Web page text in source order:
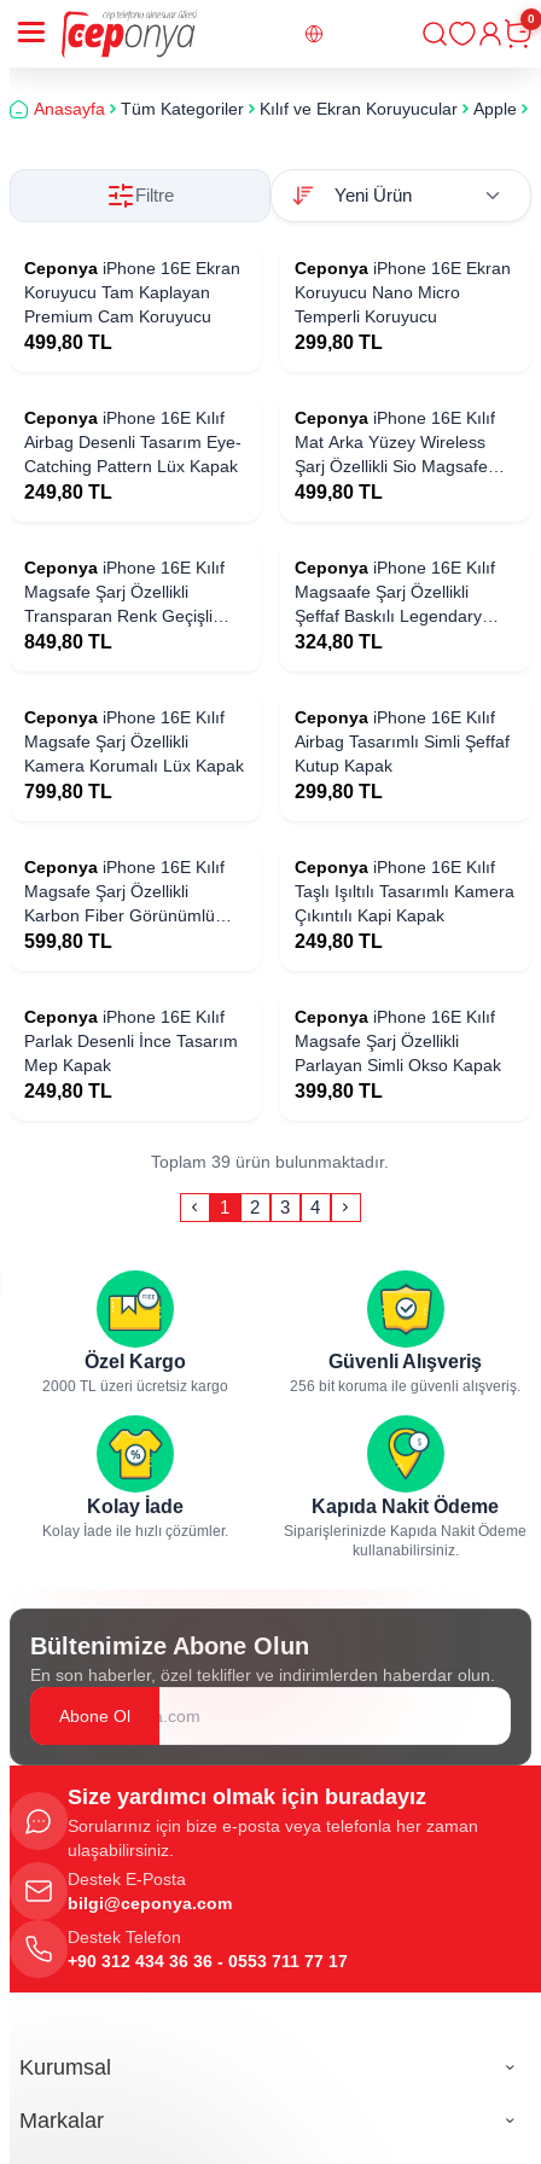
Giriş
0
Anasayfa Tüm Kategoriler Kılıf ve Ekran Koruyucular Apple
Filtre
Ceponya iPhone 16E Ekran
Koruyucu Tam Kaplayan
Premium Cam Koruyucu
499,80 TL
Ceponya iPhone 16E Ekran
Koruyucu Nano Micro
Temperli Koruyucu
299,80 TL
Ceponya iPhone 16E Kılıf
Airbag Desenli Tasarım Eye-
Catching Pattern Lüx Kapak
249,80 TL
Ceponya iPhone 16E Kılıf
Mat Arka Yüzey Wireless
Şarj Özellikli Sio Magsafe
Kapak
499,80 TL
Ceponya iPhone 16E Kılıf
Magsafe Şarj Özellikli
Transparan Renk Geçişli
Gradient Luxury Kapak
849,80 TL
Ceponya iPhone 16E Kılıf
Magsaafe Şarj Özellikli
Şeffaf Baskılı Legendary
Fun Sert Kapak
324,80 TL
Ceponya iPhone 16E Kılıf
Magsafe Şarj Özellikli
Kamera Korumalı Lüx Kapak
799,80 TL
Ceponya iPhone 16E Kılıf
Airbag Tasarımlı Simli Şeffaf
Kutup Kapak
299,80 TL
Ceponya iPhone 16E Kılıf
Magsafe Şarj Özellikli
Karbon Fiber Görünümlü
Ultra İnce Premium Next
599,80 TL
Ceponya iPhone 16E Kılıf
Taşlı Işıltılı Tasarımlı Kamera
Çıkıntılı Kapi Kapak
249,80 TL
Ceponya iPhone 16E Kılıf
Parlak Desenli İnce Tasarım
Mep Kapak
249,80 TL
Ceponya iPhone 16E Kılıf
Magsafe Şarj Özellikli
Parlayan Simli Okso Kapak
399,80 TL
Toplam 39 ürün bulunmaktadır.
1 2 3 4
Özel Kargo
2000 TL üzeri ücretsiz kargo
Güvenli Alışveriş
256 bit koruma ile güvenli alışveriş.
Kolay İade
Kolay İade ile hızlı çözümler.
Kapıda Nakit Ödeme
Siparişlerinizde Kapıda Nakit Ödeme
kullanabilirsiniz.
Bültenimize Abone Olun
En son haberler, özel teklifler ve indirimlerden haberdar olun.
Abone Ol
Size yardımcı olmak için buradayız
Sorularınız için bize e-posta veya telefonla her zaman
ulaşabilirsiniz.
Destek E-Posta
bilgi@ceponya.com
Destek Telefon
+90 312 434 36 36 - 0553 711 77 17
Kurumsal
Markalar